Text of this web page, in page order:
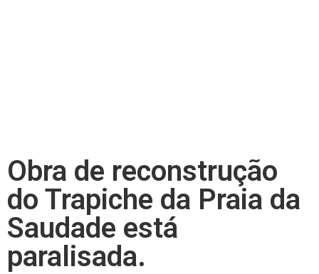
Obra de reconstrução
do Trapiche da Praia da
Saudade está
paralisada.